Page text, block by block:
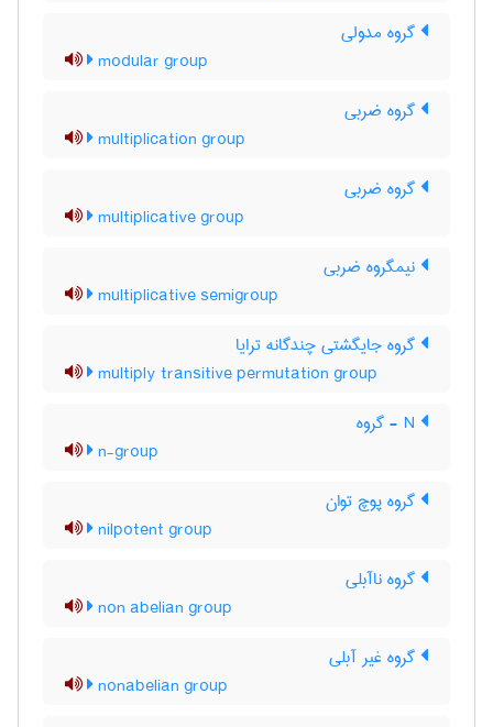
گروه مدولی
modular group
گروه ضربی
multiplication group
گروه ضربی
multiplicative group
نیمگروه ضربی
multiplicative semigroup
گروه جایگشتی چندگانه ترایا
multiply transitive permutation group
n-group
گروه پوچ توان
nilpotent group
گروه ناآبلی
non abelian group
گروه غیر آبلی
nonabelian group